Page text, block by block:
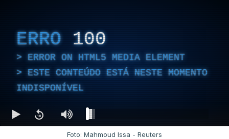
ERRO 100
ERROR ON HTML5 MEDIA ELEMENT
ESTE CONTEÚDO ESTÁ NESTE MOMENTO
INDISPONÍVEL
Foto: Mahmoud Issa - Reuters